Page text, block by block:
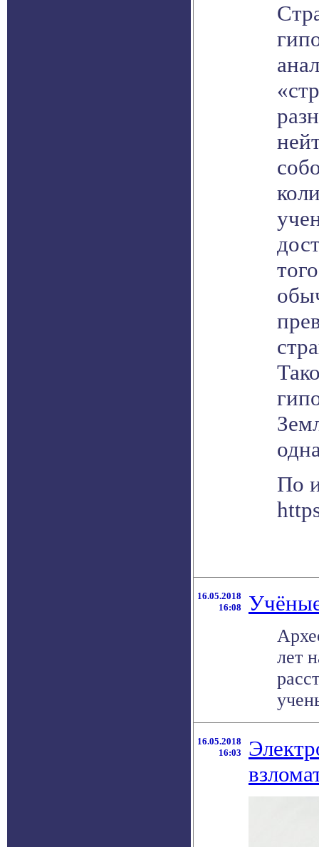
По
16.05.2018
16:08
лет
16.05.2018
16:03